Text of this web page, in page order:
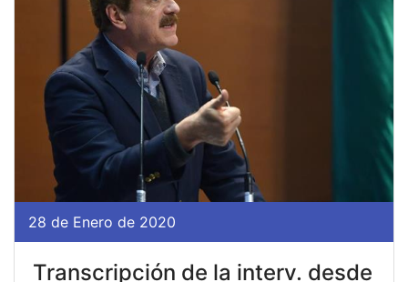
28 de Enero de 2020
Transcripción de la interv. desde